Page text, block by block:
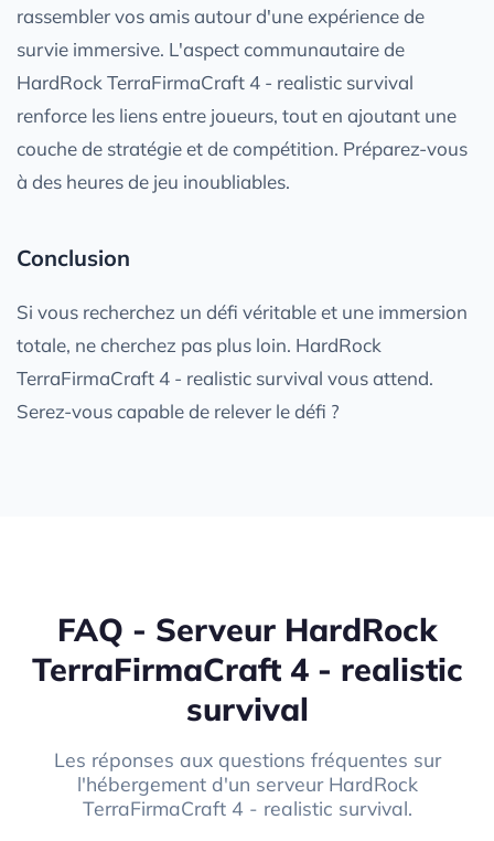
rassembler vos amis autour d'une expérience de
survie immersive. L'aspect communautaire de
HardRock TerraFirmaCraft 4 - realistic survival
renforce les liens entre joueurs, tout en ajoutant une
couche de stratégie et de compétition. Préparez-vous
à des heures de jeu inoubliables.
Conclusion
Si vous recherchez un défi véritable et une immersion
totale, ne cherchez pas plus loin. HardRock
TerraFirmaCraft 4 - realistic survival vous attend.
Serez-vous capable de relever le défi ?
FAQ - Serveur HardRock
TerraFirmaCraft 4 - realistic
survival
Les réponses aux questions fréquentes sur
l'hébergement d'un serveur HardRock
TerraFirmaCraft 4 - realistic survival.